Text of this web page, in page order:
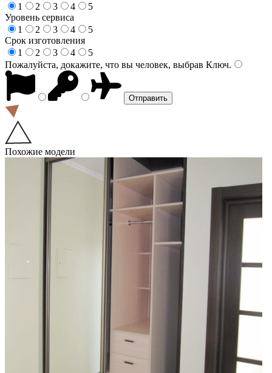
1
2 3 4
5
Уровень сервиса
1
2 3 4
5
Срок изготовления
1
2 3 4
5
Пожалуйста, докажите, что вы человек, выбрав Ключ.
Похожие модели